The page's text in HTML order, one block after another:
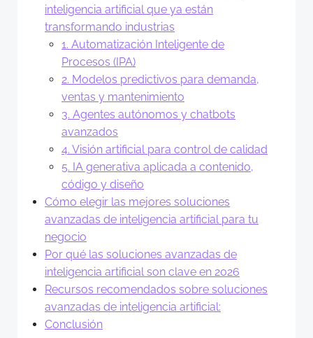
inteligencia artificial que ya están
transformando industrias
1. Automatización Inteligente de
Procesos (IPA)
2. Modelos predictivos para demanda,
ventas y mantenimiento
3. Agentes autónomos y chatbots
avanzados
4. Visión artificial para control de calidad
5. IA generativa aplicada a contenido,
código y diseño
Cómo elegir las mejores soluciones
avanzadas de inteligencia artificial para tu
negocio
Por qué las soluciones avanzadas de
inteligencia artificial son clave en 2026
Recursos recomendados sobre soluciones
avanzadas de inteligencia artificial:
Conclusión